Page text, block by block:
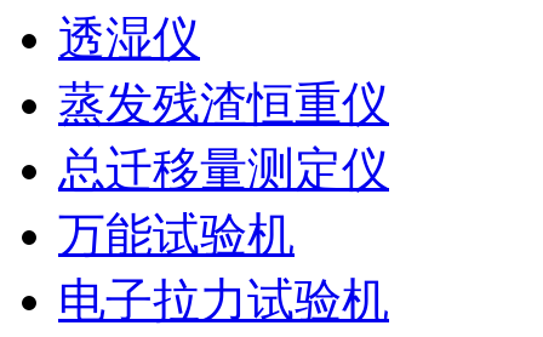
透湿仪
蒸发残渣恒重仪
总迁移量测定仪
万能试验机
电子拉力试验机